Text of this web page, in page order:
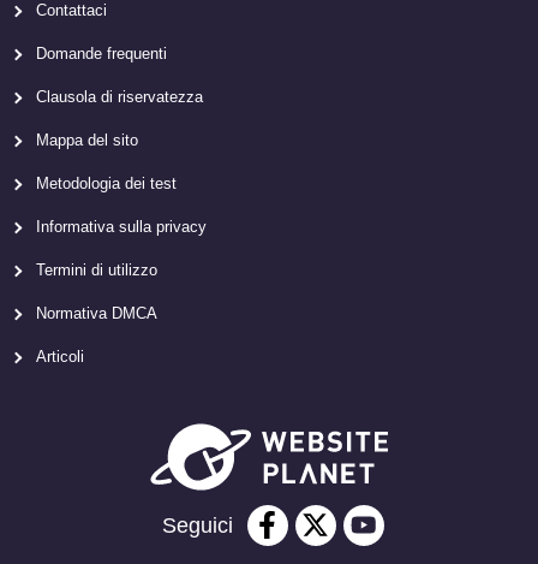
Contattaci
Domande frequenti
Clausola di riservatezza
Mappa del sito
Metodologia dei test
Informativa sulla privacy
Termini di utilizzo
Normativa DMCA
Articoli
Seguici